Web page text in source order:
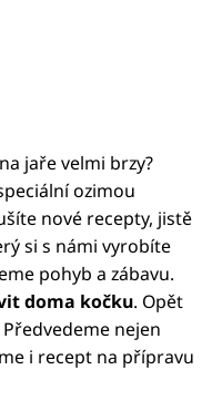
jaře velmi brzy?
ozimou
nové recepty, jistě
si s námi vyrobíte
pohyb a zábavu.
doma kočku. Opět
Předvedeme nejen
i recept na přípravu